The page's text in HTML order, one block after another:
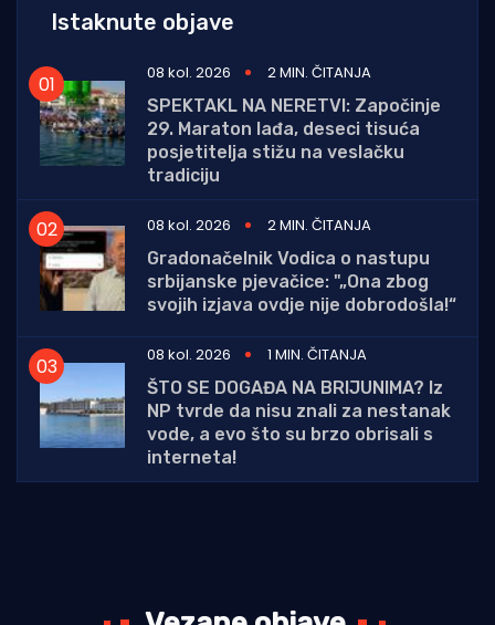
Istaknute objave
08 kol. 2026
2 MIN. ČITANJA
SPEKTAKL NA NERETVI: Započinje
29. Maraton lađa, deseci tisuća
posjetitelja stižu na veslačku
tradiciju
08 kol. 2026
2 MIN. ČITANJA
Gradonačelnik Vodica o nastupu
srbijanske pjevačice: "„Ona zbog
svojih izjava ovdje nije dobrodošla!“
08 kol. 2026
1 MIN. ČITANJA
ŠTO SE DOGAĐA NA BRIJUNIMA? Iz
NP tvrde da nisu znali za nestanak
vode, a evo što su brzo obrisali s
interneta!